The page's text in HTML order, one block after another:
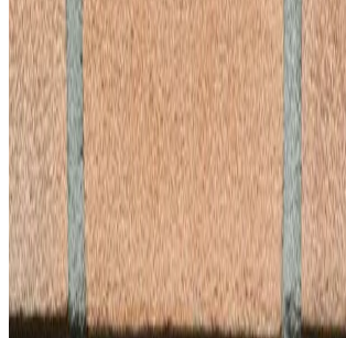
Vakkundig herstel met nadruk op
Lood vervangen
Lekkages verhelpen of voorkomen
Preventie
Preventie
Preventie & bescherming
Meer informatie
Preventief onderhoud